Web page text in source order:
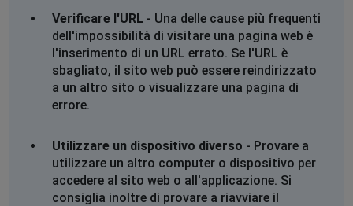
Verificare l'URL - Una delle cause più frequenti
dell'impossibilità di visitare una pagina web è
l'inserimento di un URL errato. Se l'URL è
sbagliato, il sito web può essere reindirizzato
a un altro sito o visualizzare una pagina di
errore.
Utilizzare un dispositivo diverso - Provare a
utilizzare un altro computer o dispositivo per
accedere al sito web o all'applicazione. Si
consiglia inoltre di provare a riavviare il